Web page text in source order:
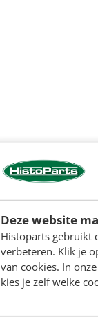
Deze website
Histoparts gebruikt
verbeteren. Klik je
van cookies. In onze
kies je zelf welke